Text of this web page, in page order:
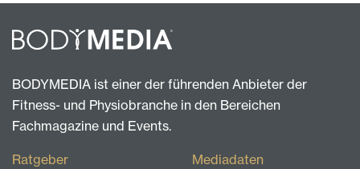
BODYMEDIA ist einer der führenden Anbieter der
Fitness- und Physiobranche in den Bereichen
Fachmagazine und Events.
Ratgeber
Mediadaten